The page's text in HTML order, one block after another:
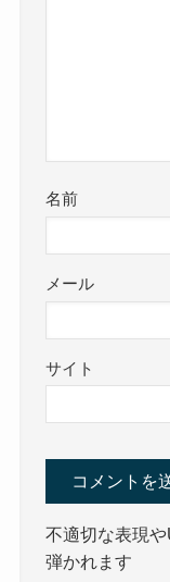
名前
メール
サイト
不適切な表現
弾かれます